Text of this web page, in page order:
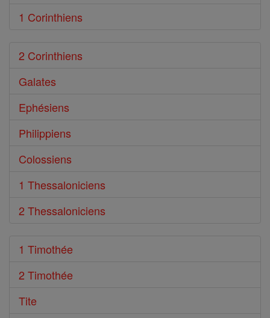
1 Corinthiens
2 Corinthiens
Galates
Ephésiens
Philippiens
Colossiens
1 Thessaloniciens
2 Thessaloniciens
1 Timothée
2 Timothée
Tite